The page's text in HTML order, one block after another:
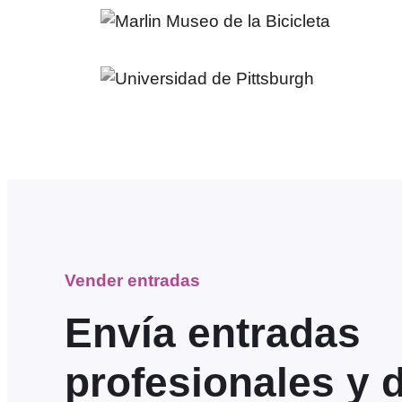
Vender entradas
Envía entradas
profesionales y